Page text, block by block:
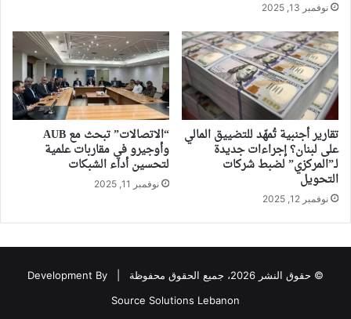
نوفمبر 13, 2025
تقارير أجنبية تُمهّد للتضييق المالي
على لبنان؟ إجراءات جديدة
لـ”المركزي” لضبط شركات
التحويل
نوفمبر 12, 2025
“الاتصالات” تبحث مع AUB
وأوجيرو في مقاربات علمية
لتحسين أداء الشبكات
نوفمبر 11, 2025
© حقوق النشر 2026، جميع الحقوق محفوظة |
Development By
Source Solutions Lebanon